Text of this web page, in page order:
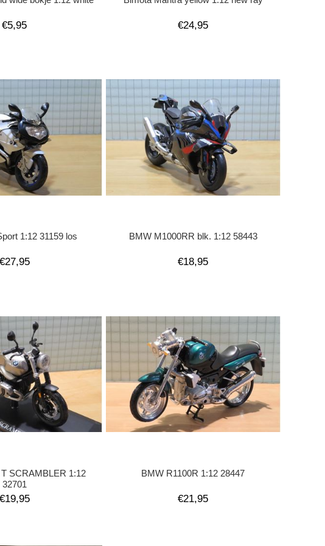
€5,95 €24,95
1:12 31159 los
€27,95
BMW M1000RR blk. 1:12 58443
€18,95
SCRAMBLER 1:12
32701
€19,95
BMW R1100R 1:12 28447
€21,95